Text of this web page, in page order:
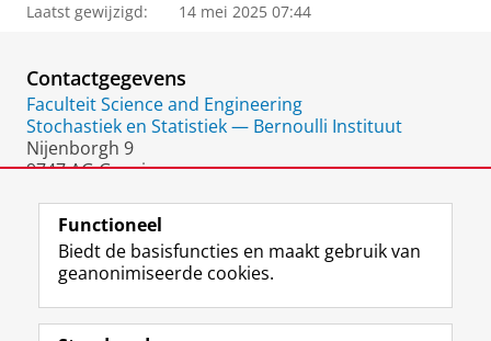
r
P
o
r
t
a
Laatst gewijzigd: 14 mei 2025 07:44
Contactgegevens
Faculteit Science and Engineering
Stochastiek en Statistiek — Bernoulli Instituut
Nijenborgh 9
9747 AG Groningen
Volg de RUG
F
a
L
i
R
S
I
n
Y
o
Functioneel
Biedt de basisfuncties en maakt gebruik van
geanonimiseerde cookies.